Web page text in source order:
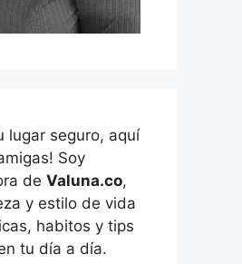
lugar seguro, aquí
Soy
de Valuna.co,
y estilo de vida
habitos y tips
tu día a día.